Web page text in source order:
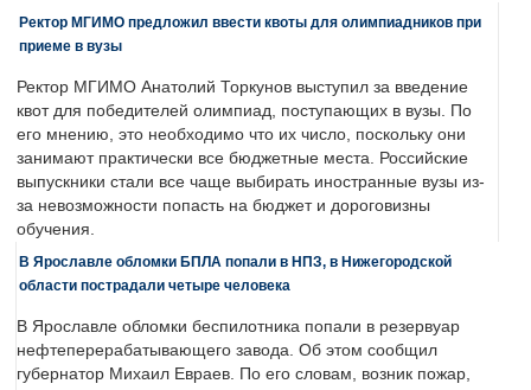
Ректор МГИМО предложил ввести квоты для олимпиадников при
приеме в вузы
Ректор МГИМО Анатолий Торкунов выступил за введение
квот для победителей олимпиад, поступающих в вузы. По
его мнению, это необходимо что их число, поскольку они
занимают практически все бюджетные места. Российские
выпускники стали все чаще выбирать иностранные вузы из-
за невозможности попасть на бюджет и дороговизны
обучения.
В Ярославле обломки БПЛА попали в НПЗ, в Нижегородской
области пострадали четыре человека
В Ярославле обломки беспилотника попали в резервуар
нефтеперерабатывающего завода. Об этом сообщил
губернатор Михаил Евраев. По его словам, возник пожар,